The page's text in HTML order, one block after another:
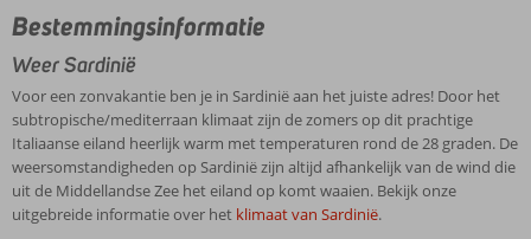
Bestemmingsinformatie
Weer Sardinië
Voor een zonvakantie ben je in Sardinië aan het juiste adres! Door het
subtropische/mediterraan klimaat zijn de zomers op dit prachtige
Italiaanse eiland heerlijk warm met temperaturen rond de 28 graden. De
weersomstandigheden op Sardinië zijn altijd afhankelijk van de wind die
uit de Middellandse Zee het eiland op komt waaien. Bekijk onze
uitgebreide informatie over het klimaat van Sardinië.